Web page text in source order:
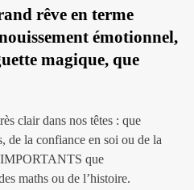
rêve en terme
émotionnel,
magique, que
clair dans nos têtes : que
de la confiance en soi ou de la
que
maths ou de l’histoire.